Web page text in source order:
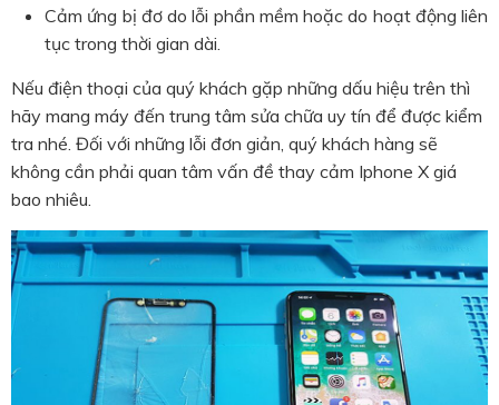
Cảm ứng bị đơ do lỗi phần mềm hoặc do hoạt động liên
tục trong thời gian dài.
Nếu điện thoại của quý khách gặp những dấu hiệu trên thì
hãy mang máy đến trung tâm sửa chữa uy tín để được kiểm
tra nhé. Đối với những lỗi đơn giản, quý khách hàng sẽ
không cần phải quan tâm vấn đề thay cảm Iphone X giá
bao nhiêu.